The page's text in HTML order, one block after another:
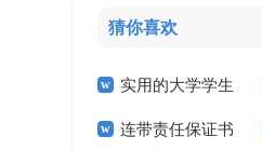
猜你喜欢
实用的大学学生
实习报告范文锦集六
连带责任保证书